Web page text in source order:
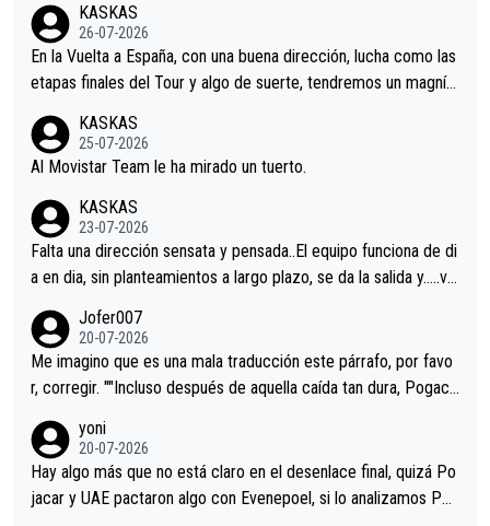
KASKAS
26-07-2026
En la Vuelta a España, con una buena dirección, lucha como las
etapas finales del Tour y algo de suerte, tendremos un magnífi
KASKAS
25-07-2026
Al Movistar Team le ha mirado un tuerto.
KASKAS
23-07-2026
Falta una dirección sensata y pensada..El equipo funciona de di
a en dia, sin planteamientos a largo plazo, se da la salida y…..ve
Minguez, Velez etc etc.Me da pena vivir estos momentos tan
tristes sin victorias.
Jofer007
20-07-2026
Me imagino que es una mala traducción este párrafo, por favo
r, corregir. ""Incluso después de aquella caída tan dura, Pogaca
permaneció pegado a su rueda. Parecía increíble la forma en l
a que era capaz de controlar el miedo", recordó."
yoni
20-07-2026
Hay algo más que no está claro en el desenlace final, quizá Po
jacar y UAE pactaron algo con Evenepoel, si lo analizamos Poj